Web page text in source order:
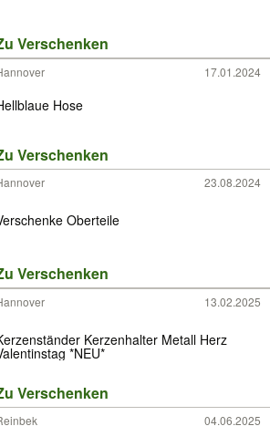
Verschenken
17.01.2024
Hose
Verschenken
23.08.2024
Oberteile
Verschenken
13.02.2025
Kerzenhalter Metall Herz
*NEU*
Verschenken
04.06.2025